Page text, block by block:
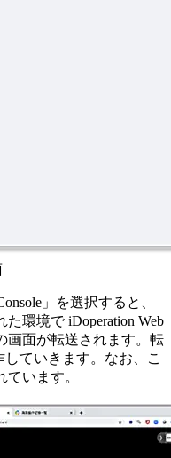
」を選択すると、
環境で iDoperation Web
画面が転送されます。転
ていきます。なお、こ
います。